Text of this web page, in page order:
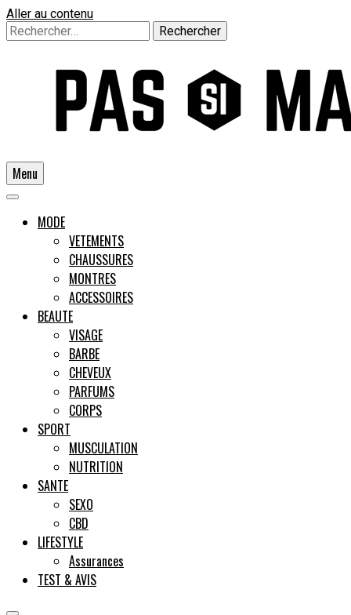
Aller au contenu
Rechercher :
Pas si
Male
Un guide pour l'homme moderne
Menu
MODE
VETEMENTS
CHAUSSURES
MONTRES
ACCESSOIRES
BEAUTE
VISAGE
BARBE
CHEVEUX
PARFUMS
CORPS
SPORT
MUSCULATION
NUTRITION
SANTE
SEXO
CBD
LIFESTYLE
Assurances
TEST & AVIS